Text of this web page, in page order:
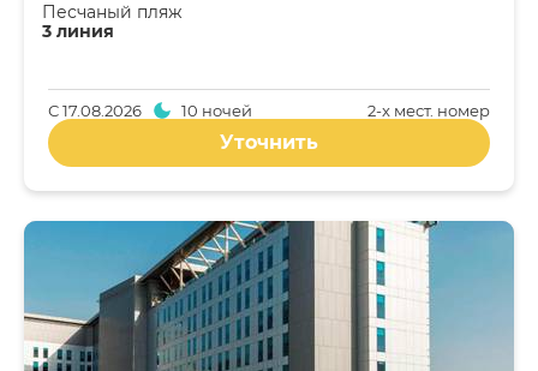
3 линия
Песчаный пляж
2-x мест. номер
С17.08.2026 10 ночей
Уточнить